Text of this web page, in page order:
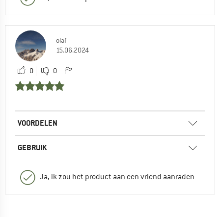
olaf
15.06.2024
0 0
VOORDELEN
GEBRUIK
Ja, ik zou het product aan een vriend aanraden